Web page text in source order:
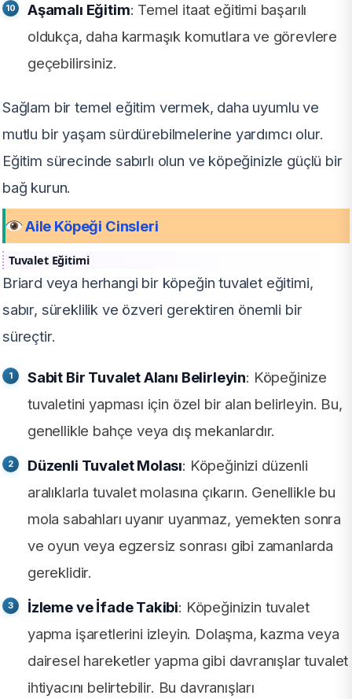
Aşamalı Eğitim: Temel itaat eğitimi başarılı
oldukça, daha karmaşık komutlara ve görevlere
geçebilirsiniz.
Sağlam bir temel eğitim vermek, daha uyumlu ve
mutlu bir yaşam sürdürebilmelerine yardımcı olur.
Eğitim sürecinde sabırlı olun ve köpeğinizle güçlü bir
bağ kurun.
Aile Köpeği Cinsleri
Tuvalet Eğitimi
Briard veya herhangi bir köpeğin tuvalet eğitimi,
sabır, süreklilik ve özveri gerektiren önemli bir
süreçtir.
Sabit Bir Tuvalet Alanı Belirleyin: Köpeğinize
tuvaletini yapması için özel bir alan belirleyin. Bu,
genellikle bahçe veya dış mekanlardır.
Düzenli Tuvalet Molası: Köpeğinizi düzenli
aralıklarla tuvalet molasına çıkarın. Genellikle bu
mola sabahları uyanır uyanmaz, yemekten sonra
ve oyun veya egzersiz sonrası gibi zamanlarda
gereklidir.
İzleme ve İfade Takibi: Köpeğinizin tuvalet
yapma işaretlerini izleyin. Dolaşma, kazma veya
dairesel hareketler yapma gibi davranışlar tuvalet
ihtiyacını belirtebilir. Bu davranışları